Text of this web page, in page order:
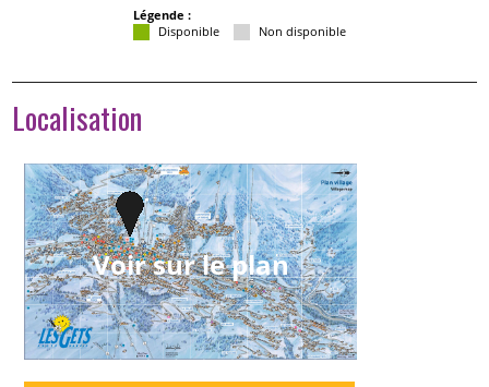
Légende :
Disponible
Non disponible
Localisation
Voir sur le plan